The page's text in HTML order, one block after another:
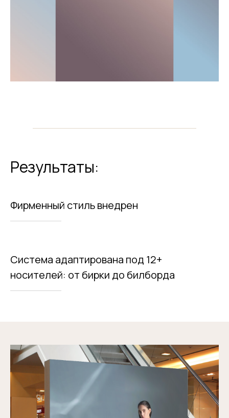
Результаты:
Фирменный стиль внедрен
Система адаптирована под 12+
носителей: от бирки до билборда